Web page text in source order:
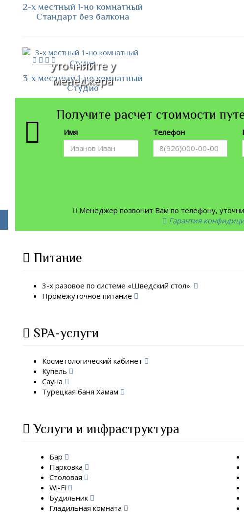
2-х местный 1-но комнатный
Стандарт без балкона
уточняйте у
менеджера
3-х местный 1-но комнатный
Студио
Получите расчет стоимости
Имя Телефон
Менеджер позвонит Вам по телефону,
Гарантия
Питание
3-х разовое по системе «Шведский стол».
Промежуточное питание
SPA-услуги
Косметологический кабинет
Купель
Сауна
Турецкая баня Хамам
Услуги и инфраструктура
Бар
Парковка
Столовая
Wi-Fi
Будильник
Гладильная комната